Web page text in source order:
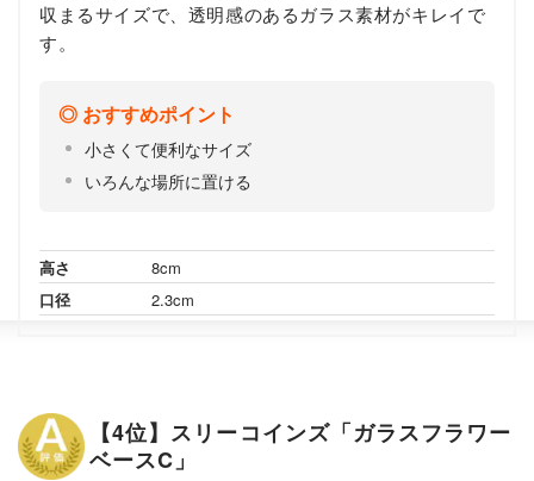
収まるサイズで、透明感のあるガラス素材がキレイで
す。
おすすめポイント
小さくて便利なサイズ
いろんな場所に置ける
高さ
8cm
口径
2.3cm
【4位】スリーコインズ「ガラスフラワー
ベースC」